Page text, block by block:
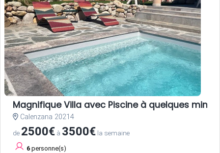
Magnifique Villa avec Piscine à quelques
Calenzana 20214
de 2500€ à 3500€ la semaine
6 personne(s)